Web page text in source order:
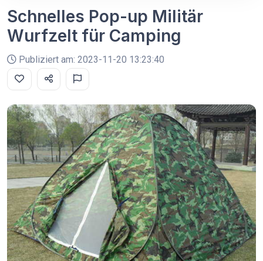
Schnelles Pop-up Militär
Wurfzelt für Camping
Publiziert am: 2023-11-20 13:23:40